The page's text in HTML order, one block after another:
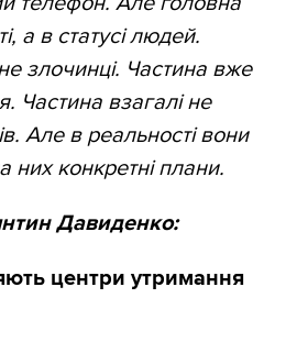
а в статусі людей.
злочинці. Частина вже
Частина взагалі не
Але в реальності вони
них конкретні плани.
Давиденко:
центри утримання